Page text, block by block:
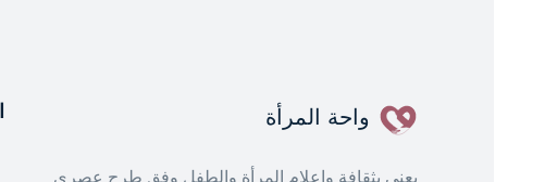
واحة المرأة
يعنى بثقافة وإعلام المرأة والطفل وفق طرح عصري